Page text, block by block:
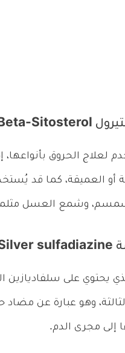
لعلاج الحروق
أو العميقة، كما قد
وشمع العسل
يحتوي على سلفاديازين
وهو عبارة عن
إلى مجرى الدم.